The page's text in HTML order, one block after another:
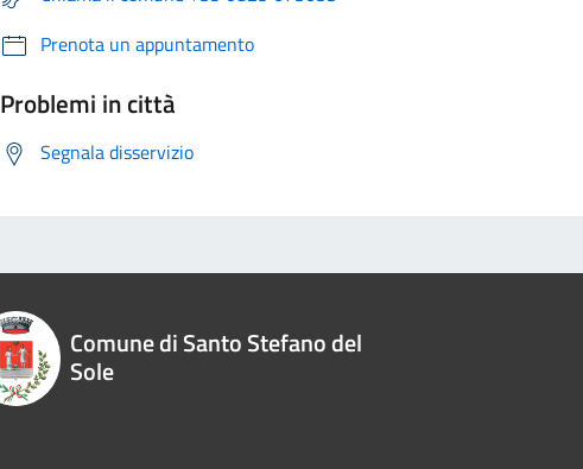
Prenota un appuntamento
Problemi in città
Segnala disservizio
Comune di Santo Stefano del
Sole